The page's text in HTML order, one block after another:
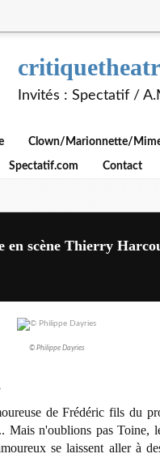
Invités : Spectatif /
Clown/Marionnette/
Spectatif.com Contact
scène Thierry
© Philippe Dayries
de Frédéric fils du
Mais n'oublions pas Toine,
se laissent aller à